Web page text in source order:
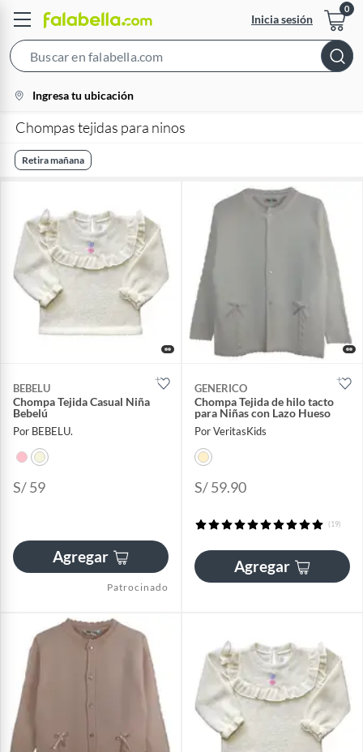
Inicia sesión
Bar
location-
icon
Ingresa tu ubicación
Chompas tejidas para ninos
Retira mañana
BEBELU
Chompa Tejida Casual Niña
Bebelú
Por BEBELU.
S/ 59
Agregar
Patrocinado
GENERICO
Chompa Tejida de hilo tacto
para Niñas con Lazo Hueso
Por VeritasKids
S/ 59.90
(19)
Agregar